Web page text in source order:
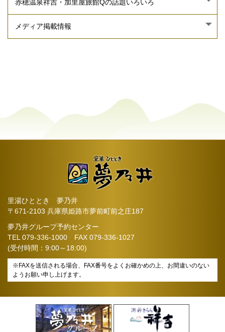
里湯ひととき 夢乃井
〒671-2103 兵庫県姫路市夢前町前之庄187
夢乃井グループ予約センター
TEL 079-336-1000 FAX 079-336-1027
(受付時間：9:00～18:00)
※FAXを送信される場合、FAX番号をよくお確かめの上、お間違いのない
ようお願い申し上げます。